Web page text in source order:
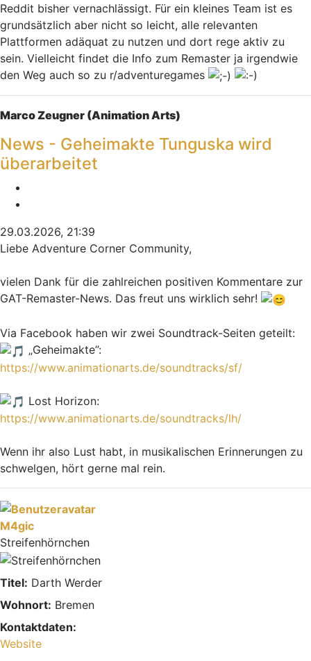
Reddit bisher vernachlässigt. Für ein kleines Team ist es
grundsätzlich aber nicht so leicht, alle relevanten
Plattformen adäquat zu nutzen und dort rege aktiv zu
sein. Vielleicht findet die Info zum Remaster ja irgendwie
den Weg auch so zu r/adventuregames
Nach oben
Marco Zeugner (Animation Arts)
News - Geheimakte Tunguska wird
überarbeitet
29.03.2026, 21:39
Liebe Adventure Corner Community,
vielen Dank für die zahlreichen positiven Kommentare zur
GAT-Remaster-News. Das freut uns wirklich sehr!
Via Facebook haben wir zwei Soundtrack-Seiten geteilt:
„Geheimakte”:
https://www.animationarts.de/soundtracks/sf/
Lost Horizon:
https://www.animationarts.de/soundtracks/lh/
Wenn ihr also Lust habt, in musikalischen Erinnerungen zu
schwelgen, hört gerne mal rein.
Nach oben
M4gic
Streifenhörnchen
Titel: Darth Werder
Wohnort: Bremen
Kontaktdaten:
Kontaktdaten von M4gic
Website